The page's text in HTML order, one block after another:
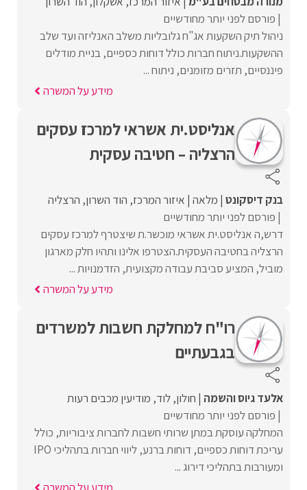
פורסם לפני יותר מחודשיים
ניהול תיק השקעות אג"ח גלובליות משלב האנליזה ועד שלב
ההשקעות.ניתוח חברות כולל דוחות כספיים, בניית מודלים
פיננסיים, תזרים מזומנים, ניתוח ...
מידע על המשרה
אנליסט.ית אשראי למרכז עסקים
הרצליה – חטיבה עסקית
בנק דיסקונט מלאה איזור המרכז הוד השרון הרצליה
פורסם לפני יותר מחודשיים
דרש,ה אנליסט.ית אשראי מוכשר.ת שיצטרף למרכז עסקים
הרצליה בחטיבה העסקית.הצטרפו אלינו ותהיו חלק מארגון
מוביל, המציע סביבת עבודה מקצועית, הזדמנויות ...
מידע על המשרה
רו"ח למחלקת חשבות למשרדים
בגבעתיים
אלעד גיוס והשמה חולון לוד מודיעין מכבים רעות
פורסם לפני יותר מחודשיים
המחלקה עוסקת במתן שרותי חשבות לחברות ציבוריות, כולל
עריכת דוחות כספיים, דוחות ברנע, ליווי חברות בתהליכי IPO
ומעורבות בתהליכי דירוג ...